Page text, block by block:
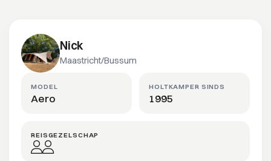
Nick
Maastricht/Bussum
MODEL
Aero
REISGEZELSCHAP
HOLTKAMPER SINDS
1995